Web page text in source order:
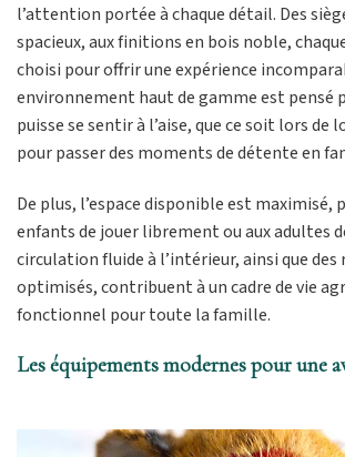
l’attention portée à chaque détail. Des
spacieux, aux finitions en bois noble,
choisi pour offrir une expérience
environnement haut de gamme est pensé
puisse se sentir à l’aise, que ce soit lors de
pour passer des moments de détente en
De plus, l’espace disponible est
enfants de jouer librement ou aux adultes
circulation fluide à l’intérieur, ainsi que
optimisés, contribuent à un cadre de vie
fonctionnel pour toute la famille.
Les équipements modernes pour une